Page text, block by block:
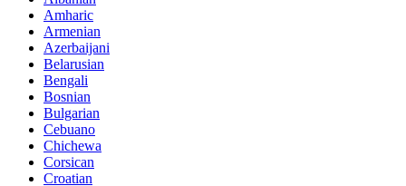
Amharic
Armenian
Azerbaijani
Belarusian
Bengali
Bosnian
Bulgarian
Cebuano
Chichewa
Corsican
Croatian